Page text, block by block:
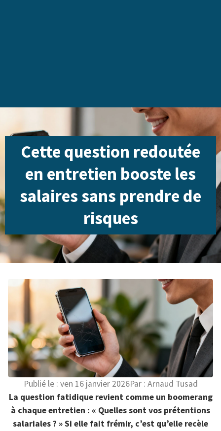
Cette question redoutée
en entretien booste les
salaires sans prendre de
risques
Publié le : ven 16 janvier 2026Par : Arnaud Tusad
La question fatidique revient comme un boomerang
à chaque entretien : « Quelles sont vos prétentions
salariales ? » Si elle fait frémir, c’est qu’elle recèle